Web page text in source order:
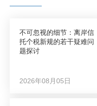
不可忽视的细节：离岸信
托个税新规的若干疑难问
题探讨
2026年08月05日